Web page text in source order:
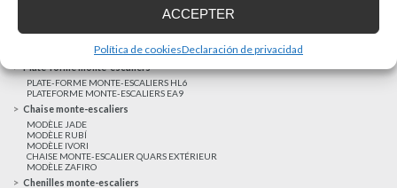
ACCEPTER
Política de cookiesDeclaración de privacidad
ÉLÉVATEURS VERTICAUX BLE
Plate-forme monte-escaliers
PLATE-FORME MONTE-ESCALIERS HL6
PLATEFORME MONTE-ESCALIERS EA9
Chaise monte-escaliers
MODÈLE JADE
MODÈLE RUBÍ
MODÈLE IVORI
CHAISE MONTE-ESCALIER QUARS EXTÉRIEUR
MODÈLE ZAFIRO
Chenilles monte-escaliers